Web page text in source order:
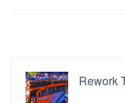
Rework